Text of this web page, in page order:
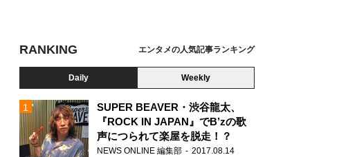
RANKING エンタメの人気記事ランキング
Daily Weekly
SUPER BEAVER・渋谷龍太、
『ROCK IN JAPAN』でB’zの歌
声につられて楽屋を脱走！？
NEWS ONLINE 編集部 2017.08.14